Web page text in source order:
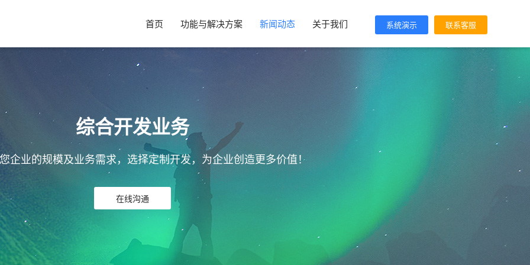
首页 功能与解决方案 新闻动态 关于我们 系统演示 联系客服
综合开发业务
企业的规模及业务需求，选择定制开发，为企业创造更多价值！
在线沟通